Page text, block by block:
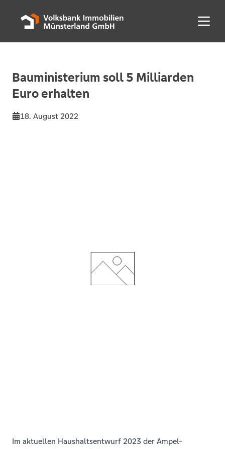
Menü
Bauministerium soll 5 Milliarden
Euro erhalten
18. August 2022
Im aktuellen Haushaltsentwurf 2023 der Ampel-